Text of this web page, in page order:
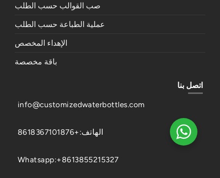
صب القوالب حسب الطلب
عملية الطباعة حسب الطلب
الإهداء المخصص
باقة مخصصة
اتصل بنا
info@customizedwaterbottles.com
الهاتف:+8618367101876
Whatsapp:+8613855215327